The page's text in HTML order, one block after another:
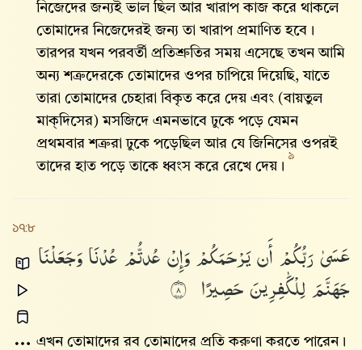
নিজেদের জন্যই ভাল ছিল আর খারাপ কাজ করে থাকলে
তোমাদের নিজেদেরই জন্য তা খারাপ প্রমাণিত হবে।
তারপর যখন পরবর্তী প্রতিশ্রুতির সময় এসেছে তখন আমি
অন্য শত্রুদেরকে তোমাদের ওপর চাপিয়ে দিয়েছি, যাতে
তারা তোমাদের চেহারা বিকৃত করে দেয় এবং (বায়তুল
মাক্দিসের) মসজিদে এমনভাবে ঢুকে পড়ে যেমন
প্রথমবার শত্রুরা ঢুকে পড়েছিল আর যে জিনিসের ওপরই
তাদের হাত পড়ে তাকে ধ্বংস করে রেখে দেয়।
৯
১৭:৮
عَسَىٰرَبُّكُمْأَنيَرْحَمَكُمْوَإِنْعُدتُّمْعُدْنَاوَجَعَلْنَا
جَهَنَّمَلِلْكَٰفِرِينَحَصِيرًا ٨
এখন তোমাদের রব তোমাদের প্রতি করুণা করতে পারেন।